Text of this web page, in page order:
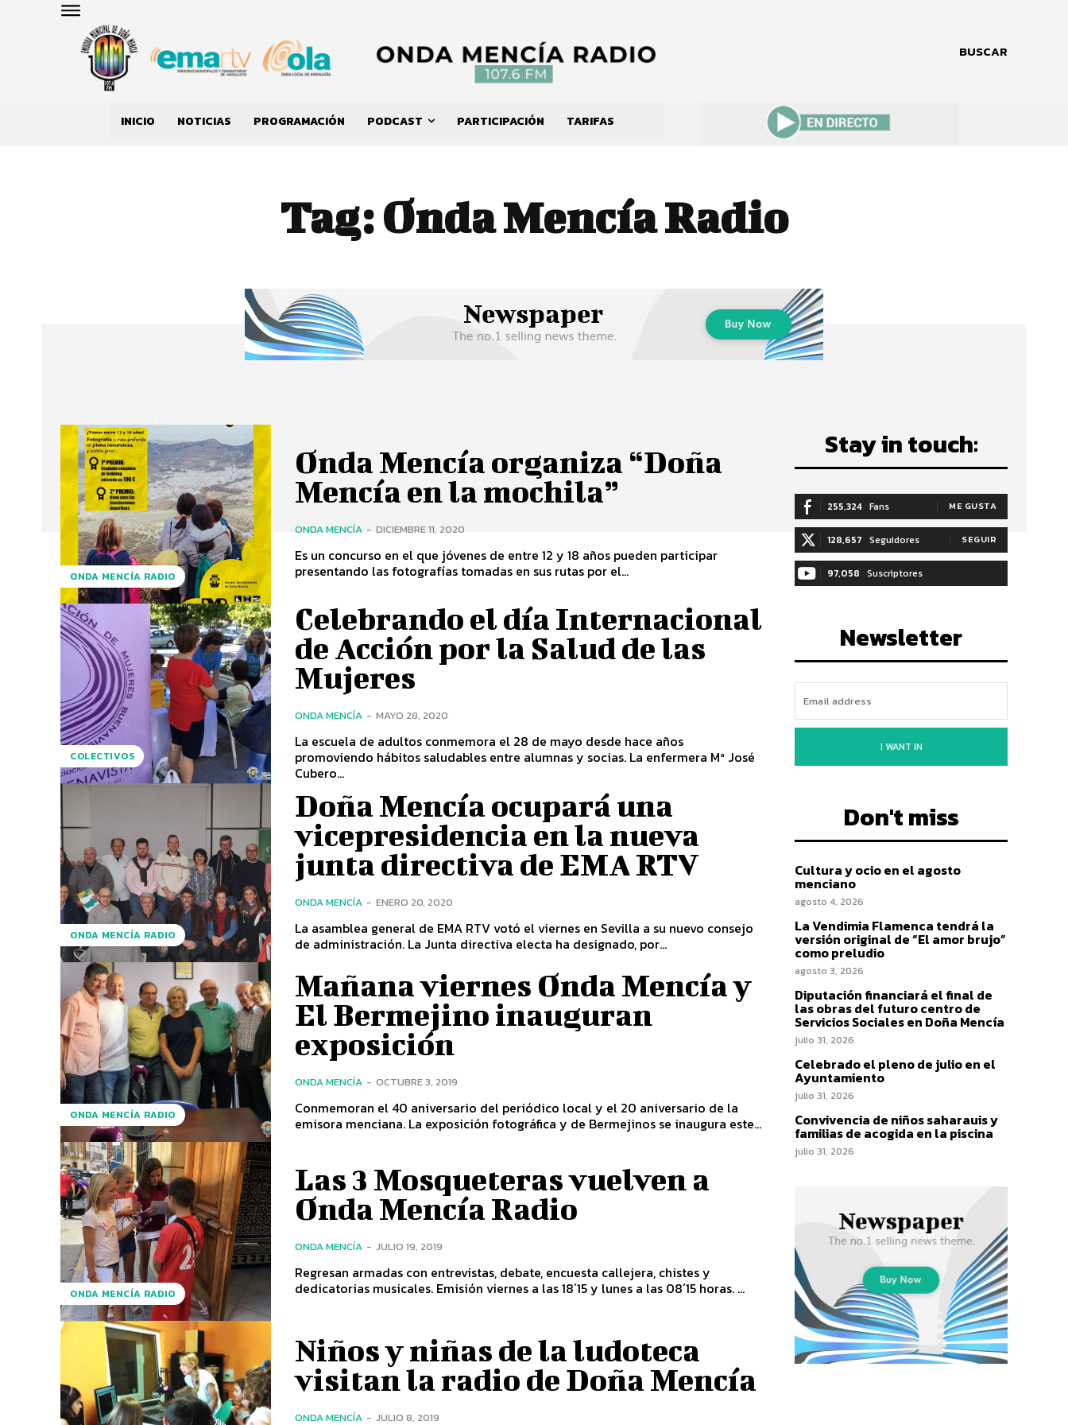
BUSCAR
INICIO NOTICIAS PROGRAMACIÓN PODCAST PARTICIPACIÓN TARIFAS
Tag:Onda Mencía Radio
ONDA MENCÍA RADIO
Onda Mencía organiza “Doña
Mencía en la mochila”
ONDA MENCÍA - DICIEMBRE 11, 2020
Es un concurso en el que jóvenes de entre 12 y 18 años pueden participar
presentando las fotografías tomadas en sus rutas por el...
COLECTIVOS
Celebrando el día Internacional
de Acción por la Salud de las
Mujeres
ONDA MENCÍA - MAYO 28, 2020
La escuela de adultos conmemora el 28 de mayo desde hace años
promoviendo hábitos saludables entre alumnas y socias. La enfermera Mª José
Cubero...
ONDA MENCÍA RADIO
Doña Mencía ocupará una
vicepresidencia en la nueva
junta directiva de EMA RTV
ONDA MENCÍA - ENERO 20, 2020
La asamblea general de EMA RTV votó el viernes en Sevilla a su nuevo consejo
de administración. La Junta directiva electa ha designado, por...
ONDA MENCÍA RADIO
Mañana viernes Onda Mencía y
El Bermejino inauguran
exposición
ONDA MENCÍA - OCTUBRE 3, 2019
Conmemoran el 40 aniversario del periódico local y el 20 aniversario de la
emisora menciana. La exposición fotográfica y de Bermejinos se inaugura este...
ONDA MENCÍA RADIO
Las 3 Mosqueteras vuelven a
Onda Mencía Radio
ONDA MENCÍA - JULIO 19, 2019
Regresan armadas con entrevistas, debate, encuesta callejera, chistes y
dedicatorias musicales. Emisión viernes a las 18´15 y lunes a las 08´15 horas. ...
Niños y niñas de la ludoteca
visitan la radio de Doña Mencía
ONDA MENCÍA - JULIO 8, 2019
Stay in touch:
255,324 Fans ME GUSTA
128,657 Seguidores SEGUIR
97,058 Suscriptores
Newsletter
I WANT IN
Don't miss
Cultura y ocio en el agosto
menciano
agosto 4, 2026
La Vendimia Flamenca tendrá la
versión original de “El amor brujo”
como preludio
agosto 3, 2026
Diputación financiará el final de
las obras del futuro centro de
Servicios Sociales en Doña Mencía
julio 31, 2026
Celebrado el pleno de julio en el
Ayuntamiento
julio 31, 2026
Convivencia de niños saharauis y
familias de acogida en la piscina
julio 31, 2026